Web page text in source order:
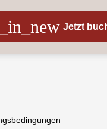
Jetzt